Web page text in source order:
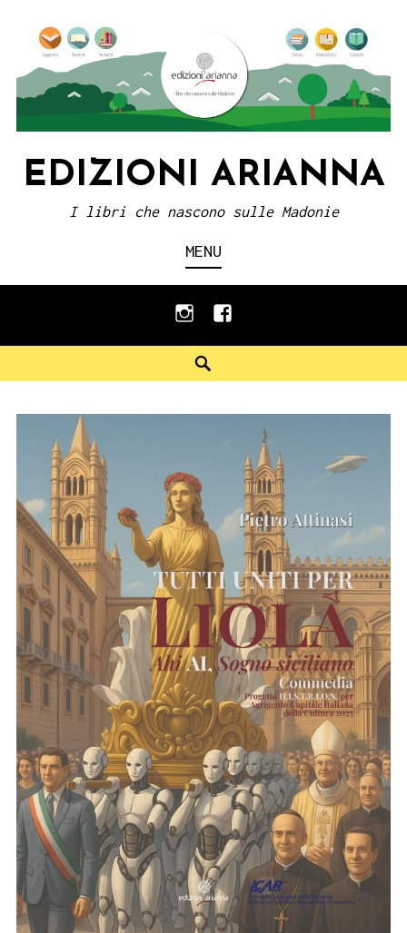
content
EDIZIONI ARIANNA
I libri che nascono sulle Madonie
MENU
instagramfacebook